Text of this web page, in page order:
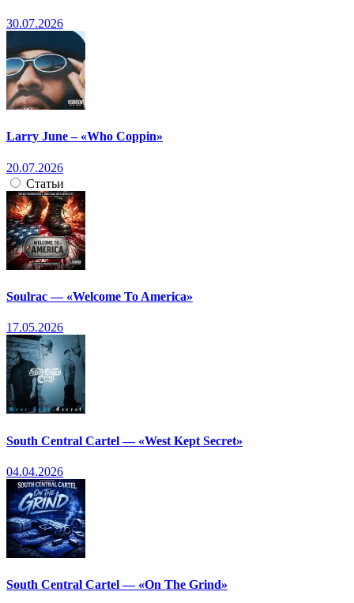
30.07.2026
Larry June – «Who Coppin»
20.07.2026
Статьи
Soulrac — «Welcome To America»
17.05.2026
South Central Cartel — «West Kept Secret»
04.04.2026
South Central Cartel — «On The Grind»